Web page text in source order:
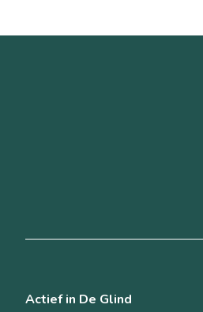
Actief in De Glind